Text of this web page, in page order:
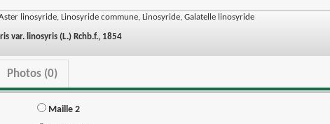
linosyride, Linosyride commune, Linosyride, Galatelle linosyride
var. linosyris (L.) Rchb.f., 1854
Photos (0)
Maille 2